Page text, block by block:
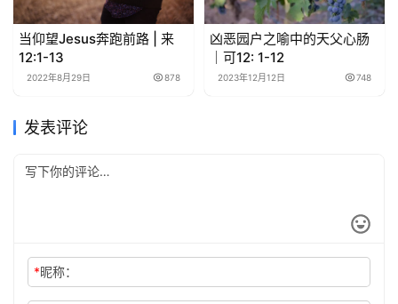
当仰望Jesus奔跑前路 | 来
12:1-13
2022年8月29日 878
凶恶园户之喻中的天父心肠
｜可12: 1-12
2023年12月12日 748
发表评论
*昵称：